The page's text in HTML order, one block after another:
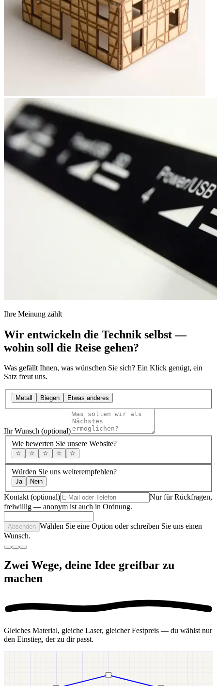
Ihre Meinung zählt
Wir entwickeln die Technik selbst—
wohin soll die Reise gehen?
Was gefällt Ihnen, was wünschen Sie sich? Ein Klick genügt, ein
Satz freut uns.
Metall Biegen Etwas anderes
Ihr Wunsch (optional)
Wie bewerten Sie unsere Website?
☆ ☆ ☆ ☆ ☆
Würden Sie uns weiterempfehlen?
Ja Nein
Kontakt (optional)
Nur für Rückfragen,
freiwillig — anonym ist auch in Ordnung.
Absenden Wählen Sie eine Option oder schreiben Sie uns einen
Wunsch.
Zwei Wege, deine Idee greifbar zu
machen
Gleiches Material, gleiche Laser, gleicher Festpreis — du wählst nur
den Einstieg, der zu dir passt.